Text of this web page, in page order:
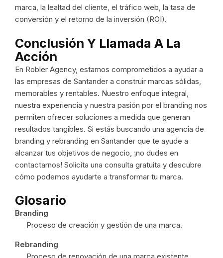
marca, la lealtad del cliente, el tráfico web, la tasa de
conversión y el retorno de la inversión (ROI).
Conclusión Y Llamada A La
Acción
En Robler Agency, estamos comprometidos a ayudar a
las empresas de Santander a construir marcas sólidas,
memorables y rentables. Nuestro enfoque integral,
nuestra experiencia y nuestra pasión por el branding nos
permiten ofrecer soluciones a medida que generan
resultados tangibles. Si estás buscando una agencia de
branding y rebranding en Santander que te ayude a
alcanzar tus objetivos de negocio, ¡no dudes en
contactarnos! Solicita una consulta gratuita y descubre
cómo podemos ayudarte a transformar tu marca.
Glosario
Branding
Proceso de creación y gestión de una marca.
Rebranding